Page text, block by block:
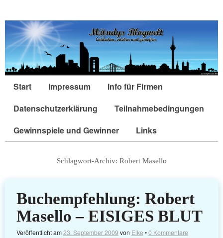
Start Impressum
Info für Firmen
Datenschutzerklärung
Teilnahmebedingungen
Gewinnspiele und Gewinner
Links
Schlagwort-Archiv: Robert Masello
Buchempfehlung: Robert
Masello – EISIGES BLUT
Veröffentlicht am23. September 2009 von Elke •0 Kommentare